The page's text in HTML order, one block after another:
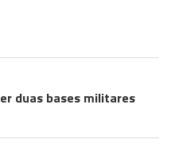
duas bases militares